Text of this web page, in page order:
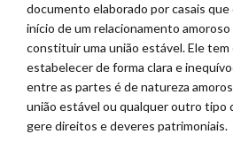
documento elaborado por casais que
início de um relacionamento
constituir uma união estável. Ele
estabelecer de forma clara e
entre as partes é de natureza
união estável ou qualquer outro tipo
gere direitos e deveres patrimoniais.